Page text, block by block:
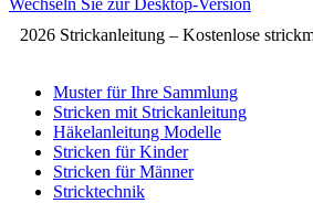
Wechseln Sie zur Desktop-Version
2026 Strickanleitung – Kostenlose
Muster für Ihre Sammlung
Stricken mit Strickanleitung
Häkelanleitung Modelle
Stricken für Kinder
Stricken für Männer
Stricktechnik